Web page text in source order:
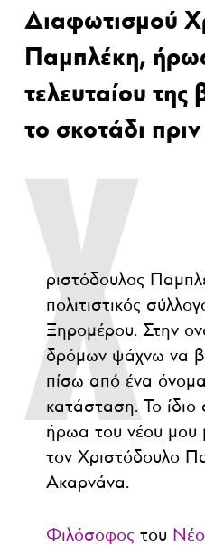
Διαφωτισμού
Παμπλέκη,
τελευταίου της
το σκοτάδι
Χ
ριστόδουλος
πολιτιστικός
Ξηρομέρου. Στην
δρόμων ψάχνω να
πίσω από ένα
κατάσταση. Το ίδιο
ήρωα του νέου μου
τον Χριστόδουλο
Ακαρνάνα.
Φιλόσοφος του